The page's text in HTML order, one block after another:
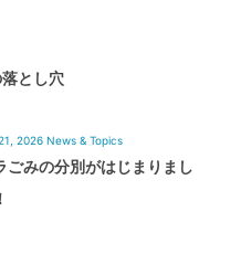
落とし穴
2026 News & Topics
ごみの分別がはじまりまし